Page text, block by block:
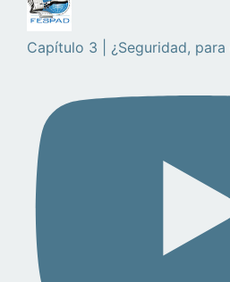
Capítulo 3 | ¿Seguridad, para